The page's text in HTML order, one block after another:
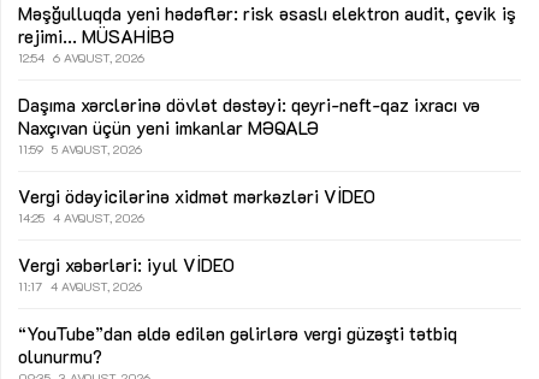
Məşğulluqda yeni hədəflər: risk əsaslı elektron audit, çevik iş
rejimi... MÜSAHİBƏ
12:54 6 AVQUST, 2026
Daşıma xərclərinə dövlət dəstəyi: qeyri-neft-qaz ixracı və
Naxçıvan üçün yeni imkanlar MƏQALƏ
11:59 5 AVQUST, 2026
Vergi ödəyicilərinə xidmət mərkəzləri VİDEO
14:25 4 AVQUST, 2026
Vergi xəbərləri: iyul VİDEO
11:17 4 AVQUST, 2026
“YouTube”dan əldə edilən gəlirlərə vergi güzəşti tətbiq
olunurmu?